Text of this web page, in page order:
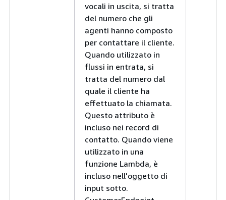
vocali in uscita, si tratta
del numero che gli
agenti hanno composto
per contattare il cliente.
Quando utilizzato in
flussi in entrata, si
tratta del numero dal
quale il cliente ha
effettuato la chiamata.
Questo attributo è
incluso nei record di
contatto. Quando viene
utilizzato in una
funzione Lambda, è
incluso nell'oggetto di
input sotto.